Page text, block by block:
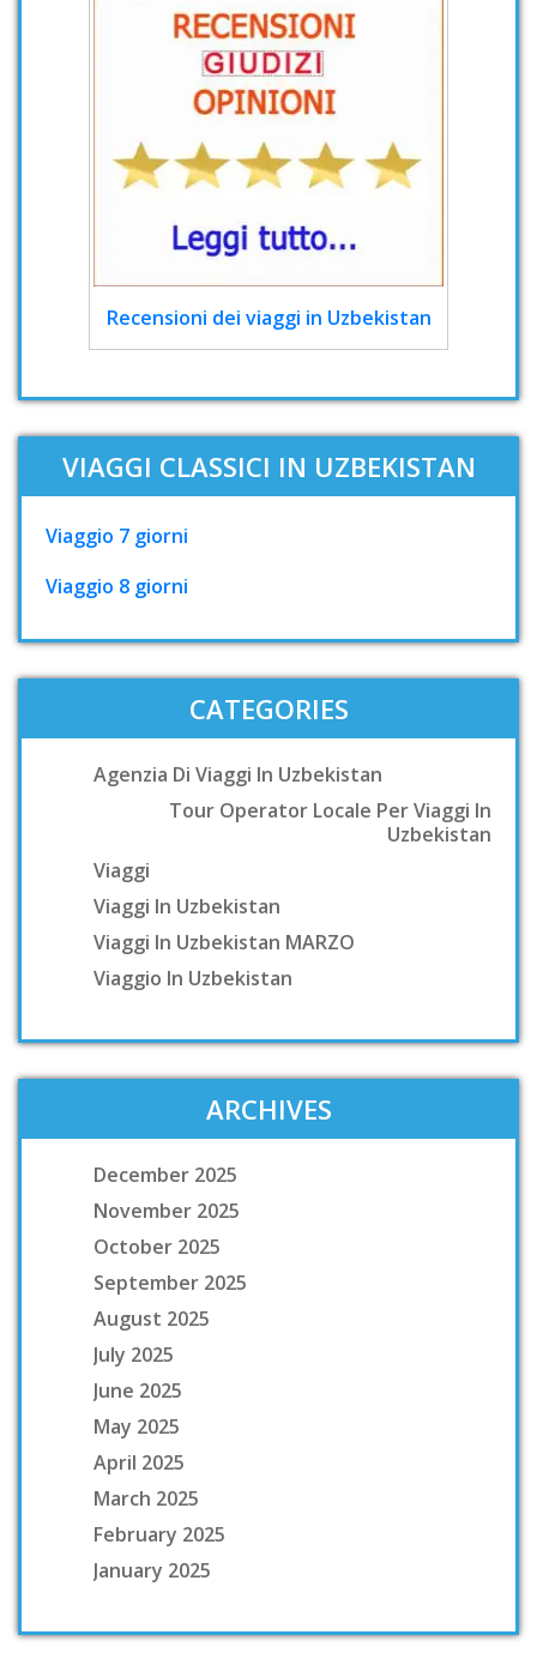
Recensioni dei viaggi in Uzbekistan
VIAGGI CLASSICI IN UZBEKISTAN
Viaggio 7 giorni
Viaggio 8 giorni
CATEGORIES
Agenzia Di Viaggi In Uzbekistan
Tour Operator Locale Per Viaggi In
Uzbekistan
Viaggi
Viaggi In Uzbekistan
Viaggi In Uzbekistan MARZO
Viaggio In Uzbekistan
ARCHIVES
December 2025
November 2025
October 2025
September 2025
August 2025
July 2025
June 2025
May 2025
April 2025
March 2025
February 2025
January 2025